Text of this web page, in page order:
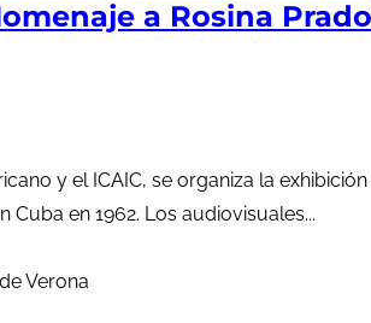
a Rosina
y el ICAIC, se organiza la
Cuba en 1962. Los audiovisuales...